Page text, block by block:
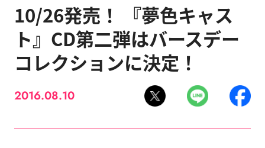
10/26発売！ 『夢色キャス
ト』CD第二弾はバースデー
コレクションに決定！
2016.08.10